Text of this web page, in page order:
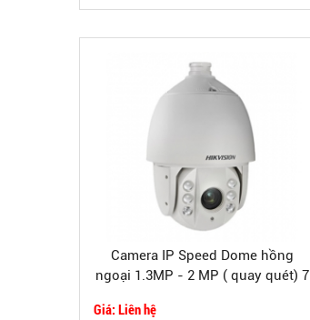
Camera IP Speed Dome hồng
ngoại 1.3MP - 2 MP ( quay quét) 7
Giá: Liên hệ